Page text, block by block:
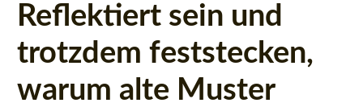
Reflektiert sein und
trotzdem feststecken,
warum alte Muster